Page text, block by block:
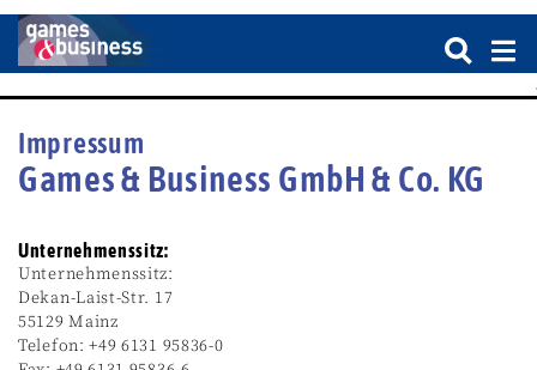
Impressum
Games & Business GmbH & Co. KG
Unternehmenssitz:
Unternehmenssitz:
Dekan-Laist-Str. 17
55129 Mainz
Telefon: +49 6131 95836-0